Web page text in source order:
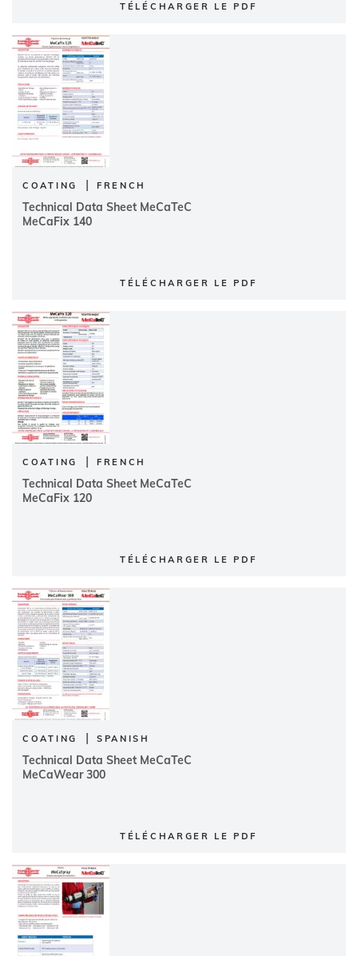
TÉLÉCHARGER LE PDF
COATING | FRENCH
Technical Data Sheet MeCaTeC
MeCaFix 140
TÉLÉCHARGER LE PDF
COATING | FRENCH
Technical Data Sheet MeCaTeC
MeCaFix 120
TÉLÉCHARGER LE PDF
COATING | SPANISH
Technical Data Sheet MeCaTeC
MeCaWear 300
TÉLÉCHARGER LE PDF